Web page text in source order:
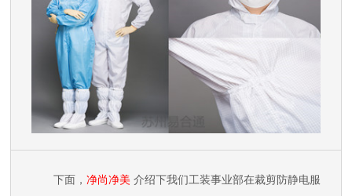
下面， 净尚净美 介绍下我们工装事业部在裁剪防静电服